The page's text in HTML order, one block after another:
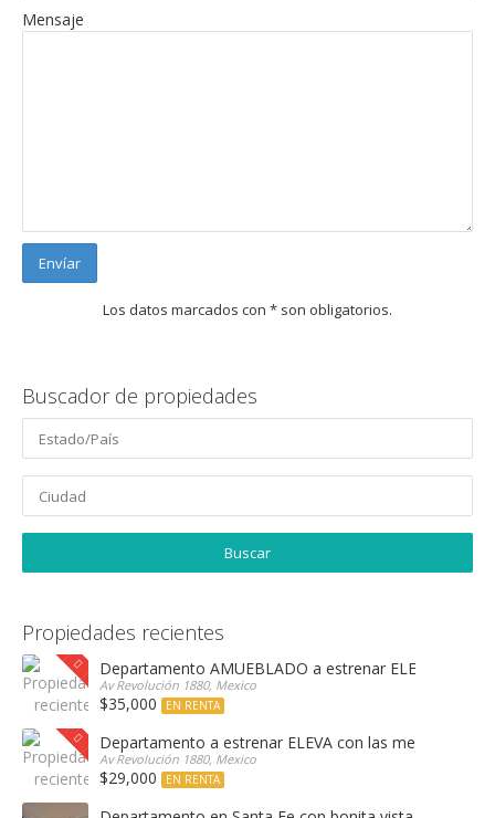
Mensaje
Los datos marcados con * son obligatorios.
Buscador de propiedades
Propiedades recientes
Departamento AMUEBLADO a estrenar ELEVA con
Av Revolución 1880, Mexico
$35,000 EN RENTA
Departamento a estrenar ELEVA con las mejores
Av Revolución 1880, Mexico
$29,000 EN RENTA